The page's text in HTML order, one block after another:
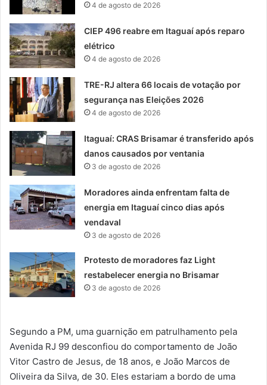
4 de agosto de 2026
CIEP 496 reabre em Itaguaí após reparo
elétrico
4 de agosto de 2026
TRE-RJ altera 66 locais de votação por
segurança nas Eleições 2026
4 de agosto de 2026
Itaguaí: CRAS Brisamar é transferido após
danos causados por ventania
3 de agosto de 2026
Moradores ainda enfrentam falta de
energia em Itaguaí cinco dias após
vendaval
3 de agosto de 2026
Protesto de moradores faz Light
restabelecer energia no Brisamar
3 de agosto de 2026
Segundo a PM, uma guarnição em patrulhamento pela
Avenida RJ 99 desconfiou do comportamento de João
Vitor Castro de Jesus, de 18 anos, e João Marcos de
Oliveira da Silva, de 30. Eles estariam a bordo de uma